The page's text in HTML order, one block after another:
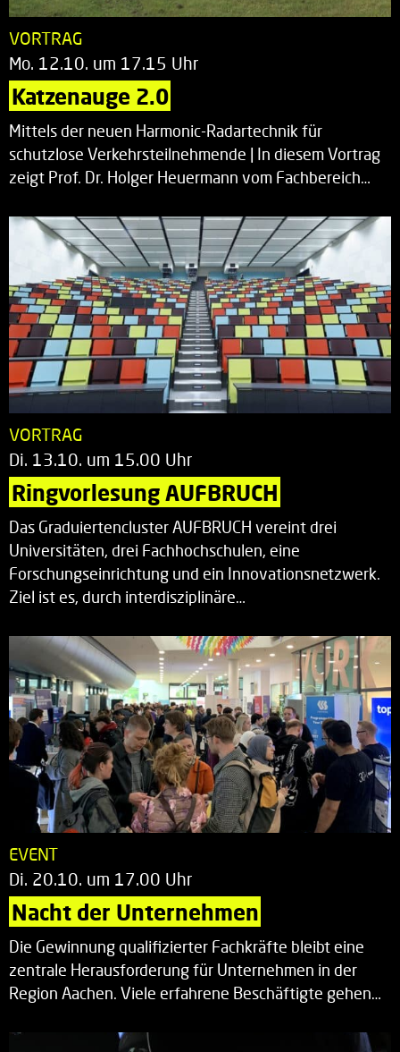
VORTRAG
Mo. 12.10. um 17.15 Uhr
Katzenauge 2.0
Mittels der neuen Harmonic-Radartechnik für
schutzlose Verkehrsteilnehmende | In diesem Vortrag
zeigt Prof. Dr. Holger Heuermann vom Fachbereich…
VORTRAG
Di. 13.10. um 15.00 Uhr
Ringvorlesung AUFBRUCH
Das Graduiertencluster AUFBRUCH vereint drei
Universitäten, drei Fachhochschulen, eine
Forschungseinrichtung und ein Innovationsnetzwerk.
Ziel ist es, durch interdisziplinäre…
EVENT
Di. 20.10. um 17.00 Uhr
Nacht der Unternehmen
Die Gewinnung qualifizierter Fachkräfte bleibt eine
zentrale Herausforderung für Unternehmen in der
Region Aachen. Viele erfahrene Beschäftigte gehen…